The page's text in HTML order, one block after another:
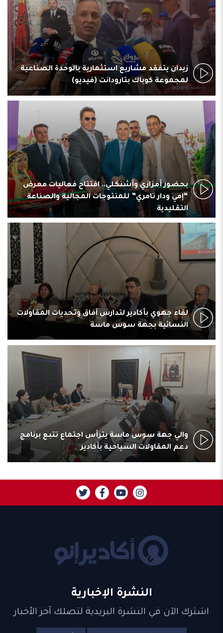
زيدان يتفقد مشاريع استثمارية بالوحدة الصناعية
لمجموعة كوباك بتارودانت (فيديو)
بحضور أمزازي وأشنكلي.. افتتاح فعاليات معرض
“إمي ودار تامري” للمنتوجات المجالية والصناعة
التقليدية
لقاء جهوي بأكادير لتدارس آفاق وتحديات المقاولات
النسائية بجهة سوس ماسة
والي جهة سوس ماسة يترأس اجتماع تتبع برنامج
دعم المقاولات السياحية بأكادير
النشرة الإخبارية
اشترك الآن في النشرة البريدية لتصلك آخر الأخبار